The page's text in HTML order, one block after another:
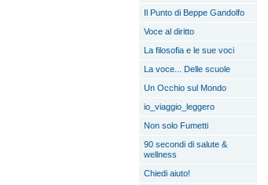
Il Punto di Beppe Gandolfo
Voce al diritto
La filosofia e le sue voci
La voce... Delle scuole
Un Occhio sul Mondo
io_viaggio_leggero
Non solo Fumetti
90 secondi di salute &
wellness
Chiedi aiuto!